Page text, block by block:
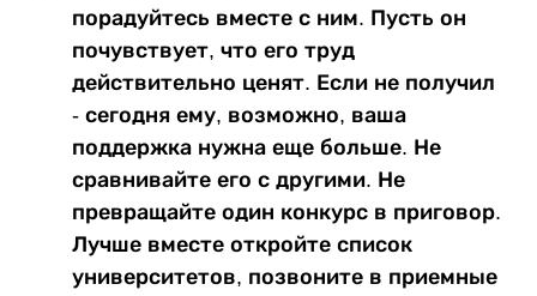
порадуйтесь вместе с ним. Пусть он
почувствует, что его труд
действительно ценят. Если не получил
- сегодня ему, возможно, ваша
поддержка нужна еще больше. Не
сравнивайте его с другими. Не
превращайте один конкурс в приговор.
Лучше вместе откройте список
университетов, позвоните в приемные